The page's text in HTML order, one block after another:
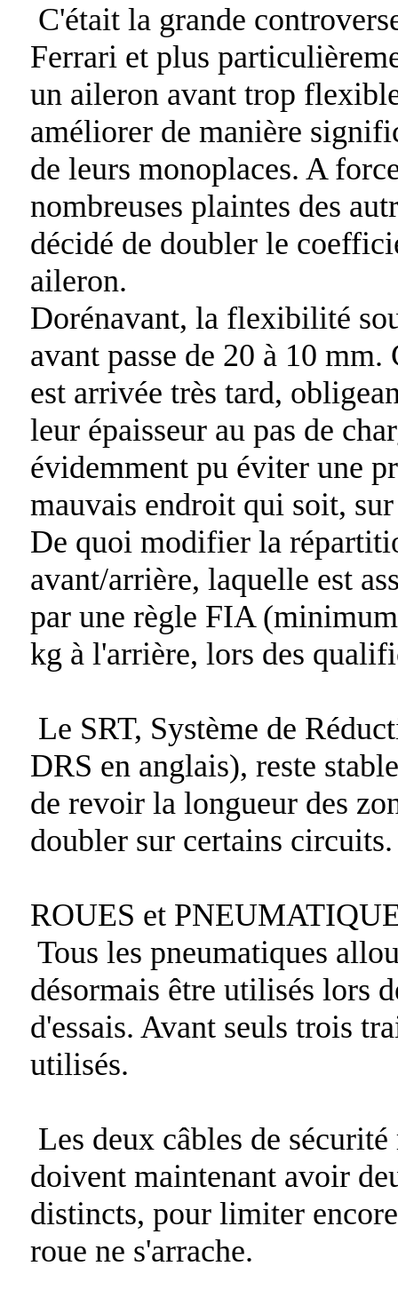
C'était la grande
Ferrari et plus
un aileron avant trop
améliorer de manière
de leurs monoplaces. A
nombreuses plaintes des
décidé de doubler le
aileron.
Dorénavant, la flexibilité
avant passe de 20 à 10
est arrivée très tard,
leur épaisseur au pas de
évidemment pu éviter une
mauvais endroit qui soit,
De quoi modifier la
avant/arrière, laquelle est
par une règle FIA
kg à l'arrière, lors des
Le SRT, Système de
DRS en anglais), reste
de revoir la longueur des
doubler sur certains circuits.
ROUES et
Tous les pneumatiques
désormais être utilisés lors
d'essais. Avant seuls trois
utilisés.
Les deux câbles de
doivent maintenant avoir
distincts, pour limiter
roue ne s'arrache.